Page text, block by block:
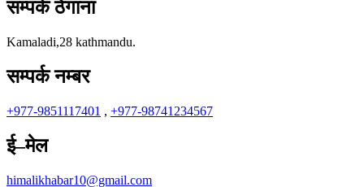
सम्पर्क ठेगाना
Kamaladi,28 kathmandu.
सम्पर्क नम्बर
+977-9851117401 , +977-98741234567
ई–मेल
himalikhabar10@gmail.com